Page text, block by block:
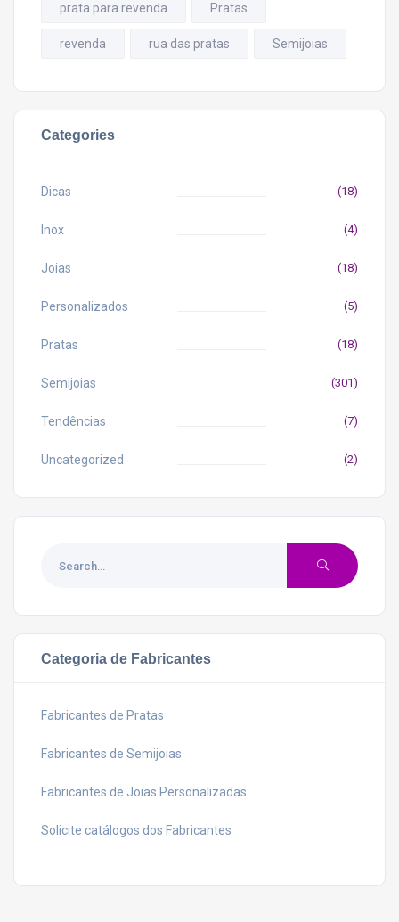
prata para revenda Pratas
revenda rua das pratas Semijoias
Categories
Dicas (18)
Inox (4)
Joias (18)
Personalizados (5)
Pratas (18)
Semijoias (301)
Tendências (7)
Uncategorized (2)
Categoria de Fabricantes
Fabricantes de Pratas
Fabricantes de Semijoias
Fabricantes de Joias Personalizadas
Solicite catálogos dos Fabricantes